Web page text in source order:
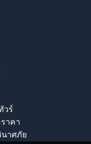
วร์
าคา
าศภัย